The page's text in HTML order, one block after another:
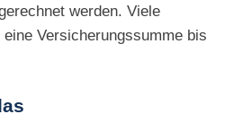
werden. Viele
Versicherungssumme bis